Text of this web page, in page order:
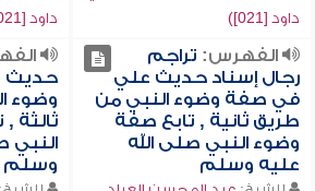
داود [021])
داود [021])
الفهرس: تراجم
رجال إسناد حديث علي
في صفة وضوء النبي من
طريق ثانية , تابع صفة
وضوء النبي صلى الله
عليه وسلم
حديث
وضوء
ثالثة
النبي
وسلم